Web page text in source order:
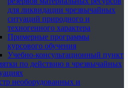
для ликвидации чрезвычайных
ситуаций природного и
техногенного характера
Примерные программы
курсового обучения
Учебно-консультационный пункт
по действию в чрезвычайных
необорудованных и